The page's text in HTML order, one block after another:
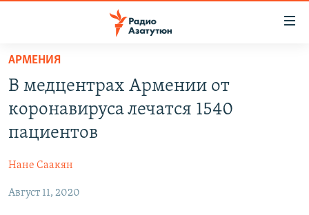
Перейти
основному
содержанию
Перейти
основной
Перейти
НОВОСТИ
ПОЛИТИКА
ЭКОНОМИКА
РЕГИОН
АРМЕНИЯ
В медцентрах Армении от
коронавируса лечатся 1540
пациентов
Нане Саакян
Август 11, 2020